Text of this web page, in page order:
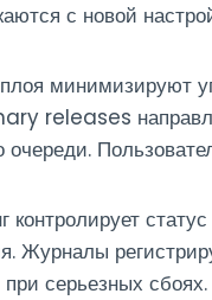
с новой
минимизируют
releases
очереди.
контролирует
Журналы
серьезных